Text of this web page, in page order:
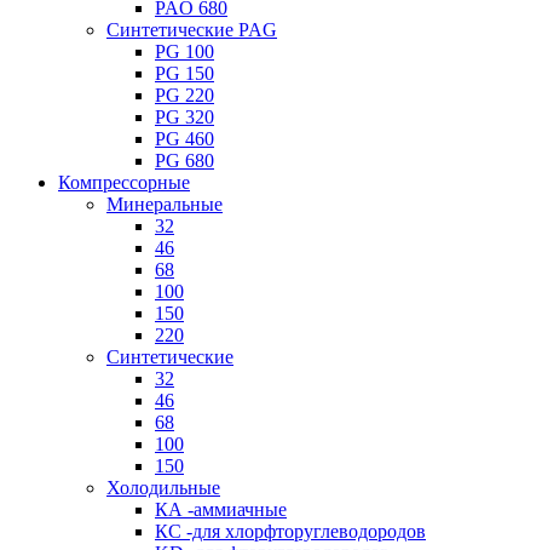
PAO 680
Синтетические PAG
PG 100
PG 150
PG 220
PG 320
PG 460
PG 680
Компрессорные
Минеральные
32
46
68
100
150
220
Синтетические
32
46
68
100
150
Холодильные
КА -аммиачные
КС -для хлорфторуглеводородов